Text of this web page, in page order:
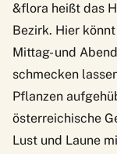
&flora heißt das
Bezirk. Hier
Mittag- und
schmecken
Pflanzen
österreichische
Lust und Laune